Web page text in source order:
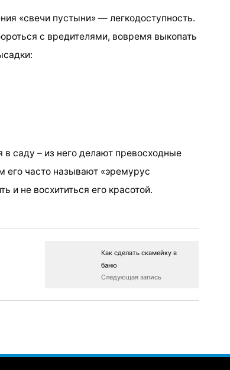
«свечи пустыни» — легкодоступность.
с вредителями, вовремя выкопать
саду – из него делают превосходные
часто называют «эремурус
и не восхититься его красотой.
Как сделать скамейку в
баню
Следующая запись